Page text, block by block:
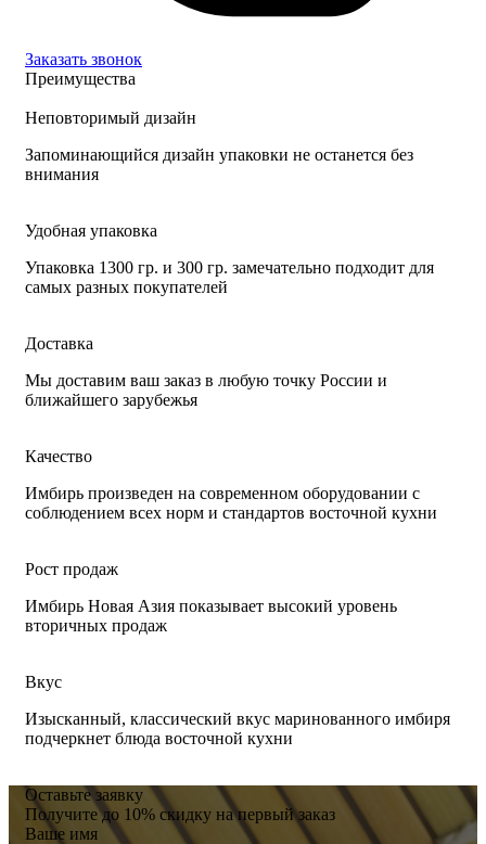
Заказать звонок
Преимущества
Неповторимый дизайн
Запоминающийся дизайн упаковки не останется без
внимания
Удобная упаковка
Упаковка 1300 гр. и 300 гр. замечательно подходит для
самых разных покупателей
Доставка
Мы доставим ваш заказ в любую точку России и
ближайшего зарубежья
Качество
Имбирь произведен на современном оборудовании с
соблюдением всех норм и стандартов восточной кухни
Рост продаж
Имбирь Новая Азия показывает высокий уровень
вторичных продаж
Вкус
Изысканный, классический вкус маринованного имбиря
подчеркнет блюда восточной кухни
Оставьте заявку
Получите до 10% скидку на первый заказ
Ваше имя